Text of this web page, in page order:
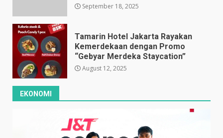
September 18, 2025
Tamarin Hotel Jakarta Rayakan
Kemerdekaan dengan Promo
“Gebyar Merdeka Staycation”
August 12, 2025
EKONOMI